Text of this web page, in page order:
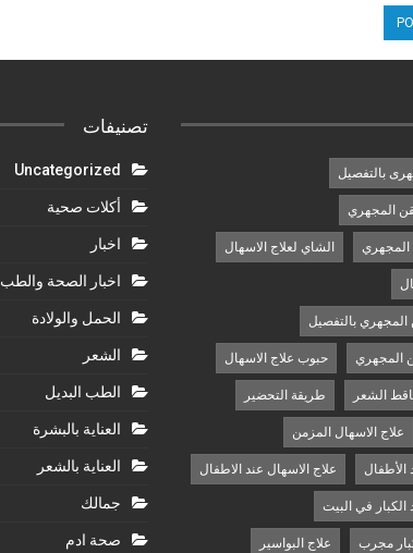
بالتفصيل
المجهري
المجهري الشاي لعلاج الاسهال
المجهري بالتفصيل
المجهري حبوب علاج الاسهال
الشعر طريقة التحضير
علاج الاسهال المزمن
الأطفال علاج الاسهال عند الاطفال
الكبار في البيت
مجرب علاج البواسير
تصنيفات
Uncategorized
أكلات صحية
اخبار
اخبار الصحة والطب
الحمل والولادة
الشعر
الطب البديل
العناية بالبشرة
العناية بالشعر
جمالك
صحة ادم